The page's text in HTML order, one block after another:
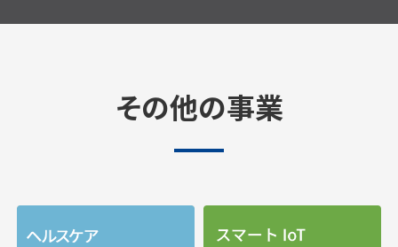
その他の事業